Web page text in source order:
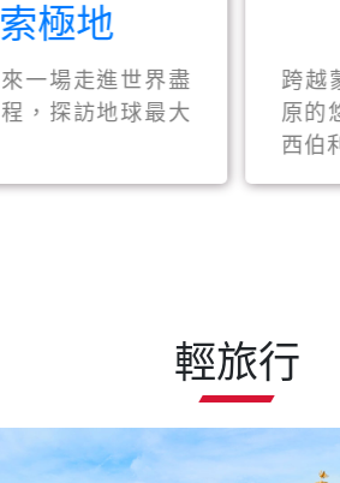
極地
一場走進世界盡
，探訪地球最大
跨越
原的
西伯
輕旅行